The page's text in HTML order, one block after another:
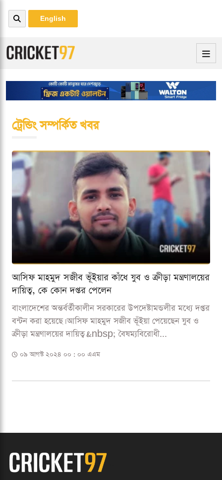
English
ট্রেন্ডিং সম্পর্কিত খবর
আসিফ মাহমুদ সজীব ভূঁইয়ার কাঁধে যুব ও ক্রীড়া মন্ত্রণালয়ের
দায়িত্ব, কে কোন দপ্তর পেলেন
বাংলাদেশের অন্তর্বর্তীকালীন সরকারের উপদেষ্টামন্ডলীর মধ্যে দপ্তর
বন্টন করা হয়েছে। আসিফ মাহমুদ সজীব ভূঁইয়া পেয়েছেন যুব ও
ক্রীড়া মন্ত্রণালয়ের দায়িত্ব।&nbsp; বৈষম্যবিরোধী...
০৯ আগস্ট ২০২৪ ০০ : ০০ এএম